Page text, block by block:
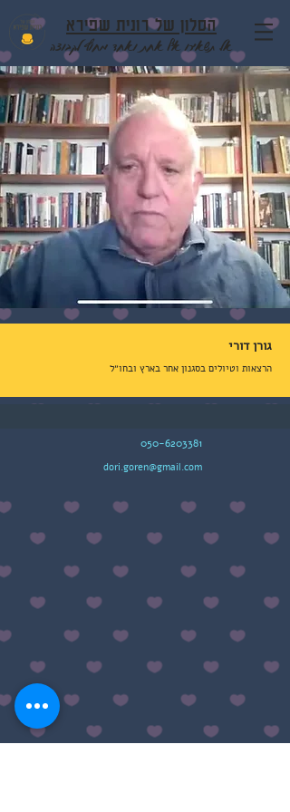
הסלון של רונית שפירא
אל תשאירו אף אחת ואחד מחוץ לקבוצה
גורן דורי
הרצאות וטיולים בסגנון אחר בארץ ובחו״ל
050-6203381
dori.goren@gmail.com